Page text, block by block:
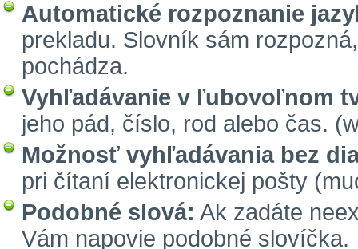
Automatické rozpoznanie
prekladu. Slovník sám
pochádza.
Vyhľadávanie v ľubovoľnom
jeho pád, číslo, rod alebo čas.
Možnosť vyhľadávania bez
pri čítaní elektronickej pošty
Podobné slová: Ak zadáte
Vám napovie podobné slovíčka.